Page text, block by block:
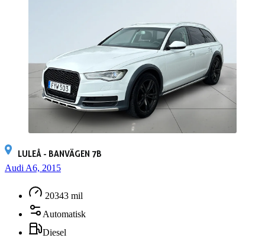
LULEÅ - BANVÄGEN 7B
Audi A6, 2015
20343 mil
Automatisk
Diesel